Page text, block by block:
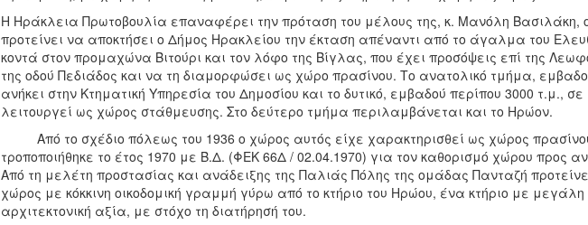
Η Ηράκλεια Πρωτοβουλία επαναφέρει την πρόταση του μέλους της, κ. Μανόλη Βασιλάκη, ο
προτείνει να αποκτήσει ο Δήμος Ηρακλείου την έκταση απέναντι από το άγαλμα του
κοντά στον προμαχώνα Βιτούρι και τον λόφο της Βίγλας, που έχει προσόψεις επί της
της οδού Πεδιάδος και να τη διαμορφώσει ως χώρο πρασίνου. Το ανατολικό τμήμα,
ανήκει στην Κτηματική Υπηρεσία του Δημοσίου και το δυτικό, εμβαδού περίπου 3000 τ.μ., σε
λειτουργεί ως χώρος στάθμευσης. Στο δεύτερο τμήμα περιλαμβάνεται και το Ηρώον.
Από το σχέδιο πόλεως του 1936 ο χώρος αυτός είχε χαρακτηρισθεί ως χώρος
τροποποιήθηκε το έτος 1970 με Β.Δ. (ΦΕΚ 66Δ / 02.04.1970) για τον καθορισμό χώρου προς
Από τη μελέτη προστασίας και ανάδειξης της Παλιάς Πόλης της ομάδας Πανταζή
χώρος με κόκκινη οικοδομική γραμμή γύρω από το κτήριο του Ηρώου, ένα κτήριο με μεγάλη
αρχιτεκτονική αξία, με στόχο τη διατήρησή του.